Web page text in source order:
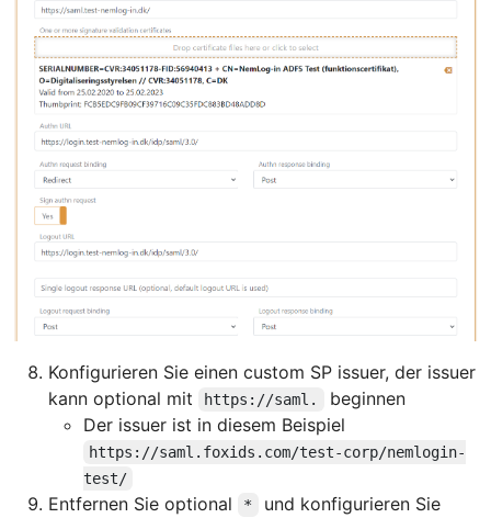
Konfigurieren Sie einen custom SP issuer, der issuer
kann optional mit
https://saml.
beginnen
Der issuer ist in diesem Beispiel
https://saml.foxids.com/test-corp/nemlogin-
test/
Entfernen Sie optional *
und konfigurieren Sie